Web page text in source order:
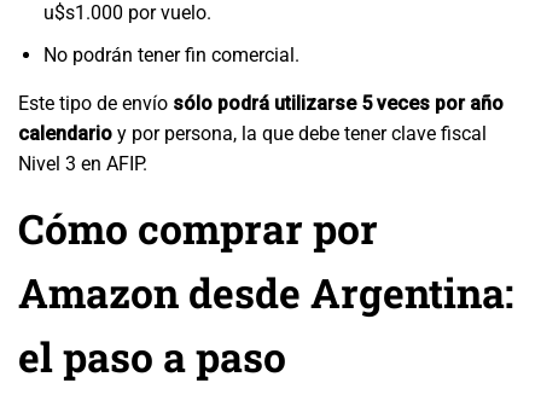
u$s1.000 por vuelo.
No podrán tener fin comercial.
Este tipo de envío sólo podrá utilizarse 5 veces por año
calendario y por persona, la que debe tener clave fiscal
Nivel 3 en AFIP.
Cómo comprar por
Amazon desde Argentina:
el paso a paso